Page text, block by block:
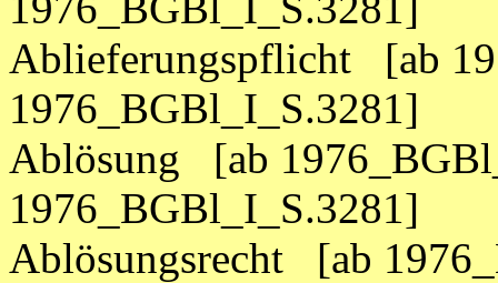
Ablieferungspflicht [ab
1976_BGBl_I_S.3281]
Ablösung [ab
1976_BGBl_I_S.3281]
Ablösungsrecht [ab